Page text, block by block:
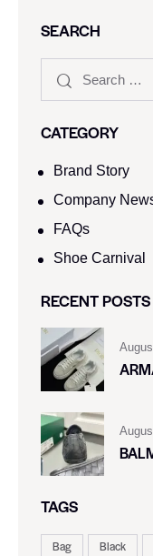
SEARCH
CATEGORY
Brand Story
Company
FAQs
Shoe Carnival​
RECENT POSTS
TAGS
Bag Black